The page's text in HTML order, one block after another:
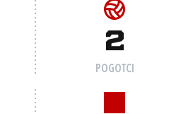
2
POGOTCI